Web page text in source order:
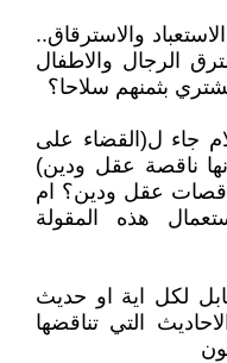
والاسترقاق..
الرجال والاطفال
بثمنهم سلاحا؟
جاء ل(القضاء على
ناقصة عقل ودين)
عقل ودين؟ ام
هذه المقولة
لكل اية او حديث
التي تناقضها